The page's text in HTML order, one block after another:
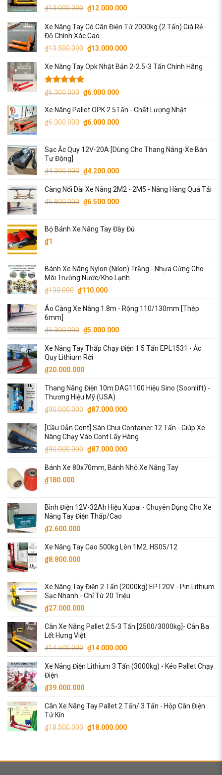
₫13.000.000 Giá
là:
₫13.000.000.
₫12.000.000Giá
tại
₫12.000.000.
Xe Nâng Tay Có Cân Điện Tử 2000kg (2 Tấn) Giá Rẻ -
Độ Chính Xác Cao
₫13.500.000 Giá
là:
₫13.000.000Giá
tại
Xe Nâng Tay Opk Nhật Bản 2-2.5-3 Tấn Chính Hãng
Được xếp
5 sao
₫6.300.000 Giá
là:
₫6.300.000.
₫6.000.000Giá
tại
là:
Xe Nâng Pallet OPK 2.5Tấn - Chất Lượng Nhật
₫6.300.000 Giá
₫6.300.000.
₫6.000.000Giá
là:
Sạc Ắc Quy 12V-20A [Dùng Cho Thang Nâng-Xe Bán
Tự Động]
₫4.300.000 Giá
là:
₫4.300.000.
₫4.200.000Giá
tại
là:
Càng Nối Dài Xe Nâng 2M2 - 2M5 - Nâng Hàng Quá Tải
₫6.800.000 Giá
₫6.800.000.
₫6.500.000Giá
là:
Bộ Bánh Xe Nâng Tay Đầy Đủ
₫1
Bánh Xe Nâng Nylon (Nilon) Trắng - Nhựa Cứng Cho
Môi Trường Nước/Kho Lạnh
₫130.000 Giá
là:
₫110.000Giá
tại
₫110.000.
Áo Càng Xe Nâng 1.8m - Rộng 110/130mm [Thép
6mm]
₫5.300.000 Giá
là:
₫5.300.000.
₫5.000.000Giá
tại
Xe Nâng Tay Thấp Chạy Điện 1.5 Tấn EPL1531 - Ắc
Quy Lithium Rời
₫20.000.000
Thang Nâng Điện 10m DAG1100 Hiệu Sino (Soonlift) -
Thương Hiệu Mỹ (USA)
₫90.000.000 Giá
là:
₫90.000.000.
₫87.000.000Giá
tại
là:
₫87.000.000.
[Cầu Dẫn Cont] Sàn Chui Container 12 Tấn - Giúp Xe
Nâng Chạy Vào Cont Lấy Hàng
₫90.000.000 Giá
là:
₫87.000.000Giá
tại
Bánh Xe 80x70mm, Bánh Nhỏ Xe Nâng Tay
₫180.000
Bình Điện 12V-32Ah Hiệu Xupai - Chuyên Dụng Cho Xe
Nâng Tay Điện Thấp/Cao
₫2.600.000
Xe Nâng Tay Cao 500kg Lên 1M2. HS05/12
₫8.800.000
Xe Nâng Tay Điện 2 Tấn (2000kg) EPT20V - Pin Lithium
Sạc Nhanh - Chỉ Từ 20 Triệu
₫27.000.000
Cân Xe Nâng Pallet 2.5-3 Tấn [2500/3000kg]- Cân Ba
Lết Hưng Việt
₫14.500.000 Giá
là:
₫14.000.000Giá
tại
Xe Nâng Điện Lithium 3 Tấn (3000kg) - Kéo Pallet Chạy
Điện
₫39.000.000
Cân Xe Nâng Tay Pallet 2 Tấn/ 3 Tấn - Hộp Cân Điện
Tử Kín
₫18.500.000 Giá
₫18.000.000Giá